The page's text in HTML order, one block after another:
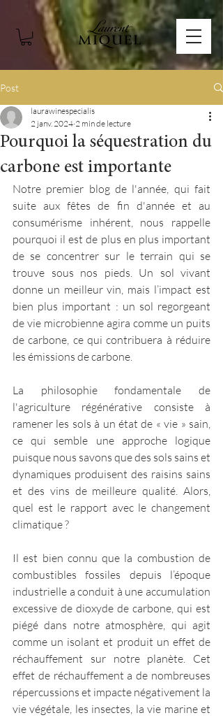
Post
Pourquoi la séquestration du
carbone est importante
laurawinespecialis
2 janv. 2024 2 min de lecture
Notre premier blog de l'année, qui fait
suite aux fêtes de fin d'année et au
consumérisme inhérent, nous rappelle
pourquoi il est de plus en plus important
de se concentrer sur le terrain qui se
trouve sous nos pieds. Un sol vivant
donne un meilleur vin, mais l’impact est
bien plus important : un sol regorgeant
de vie microbienne agira comme un puits
de carbone, ce qui contribuera à réduire
les émissions de carbone.
La philosophie fondamentale de
l'agriculture régénérative consiste à
ramener les sols à un état de « vie » sain,
ce qui semble une approche logique
puisque nous savons que des sols sains et
dynamiques produisent des raisins sains
et des vins de meilleure qualité. Alors,
quel est le rapport avec le changement
climatique ?
Il est bien connu que la combustion de
combustibles fossiles depuis l’époque
industrielle a conduit à une accumulation
excessive de dioxyde de carbone, qui est
piégé dans notre atmosphère, qui agit
comme un isolant et produit un effet de
réchauffement sur notre planète. Cet
effet de réchauffement a de nombreuses
répercussions et impacte négativement la
vie végétale, les insectes, la vie marine et